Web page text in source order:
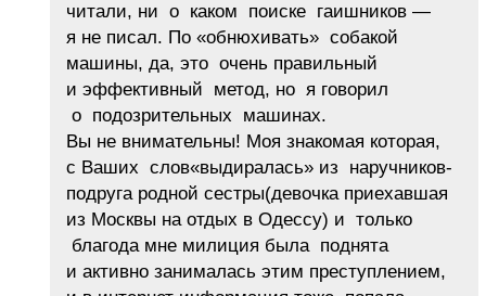
читали, ни о каком поиске гаишников —
я не писал. По «обнюхивать» собакой
машины, да, это очень правильный
и эффективный метод, но я говорил
о подозрительных машинах.
Вы не внимательны! Моя знакомая которая,
с Ваших слов«выдиралась» из наручников-
подруга родной сестры(девочка приехавшая
из Москвы на отдых в Одессу) и только
благода мне милиция была поднята
и активно занималась этим преступлением,